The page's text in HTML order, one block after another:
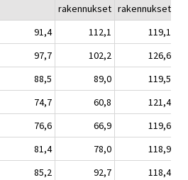
rakennukset rakennukset
91,4 112,1
119,1
97,7 102,2
126,6
88,5 89,0
119,5
74,7 60,8
121,4
76,6 66,9
119,6
81,4 78,0
118,9
85,2 92,7
118,4